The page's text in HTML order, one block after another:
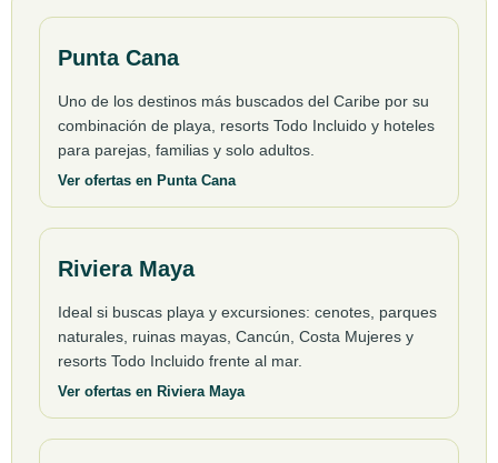
Punta Cana
Uno de los destinos más buscados del Caribe por su
combinación de playa, resorts Todo Incluido y hoteles
para parejas, familias y solo adultos.
Ver ofertas en Punta Cana
Riviera Maya
Ideal si buscas playa y excursiones: cenotes, parques
naturales, ruinas mayas, Cancún, Costa Mujeres y
resorts Todo Incluido frente al mar.
Ver ofertas en Riviera Maya